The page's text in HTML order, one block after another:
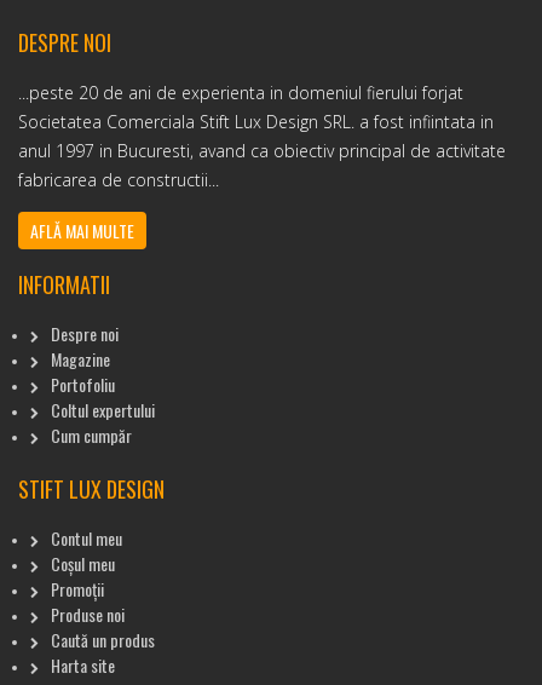
DESPRE NOI
...peste 20 de ani de experienta in domeniul fierului forjat
Societatea Comerciala Stift Lux Design SRL. a fost infiintata in
anul 1997 in Bucuresti, avand ca obiectiv principal de activitate
fabricarea de constructii...
AFLĂ MAI MULTE
INFORMATII
Despre noi
Magazine
Portofoliu
Coltul expertului
Cum cumpăr
STIFT LUX DESIGN
Contul meu
Coșul meu
Promoții
Produse noi
Caută un produs
Harta site